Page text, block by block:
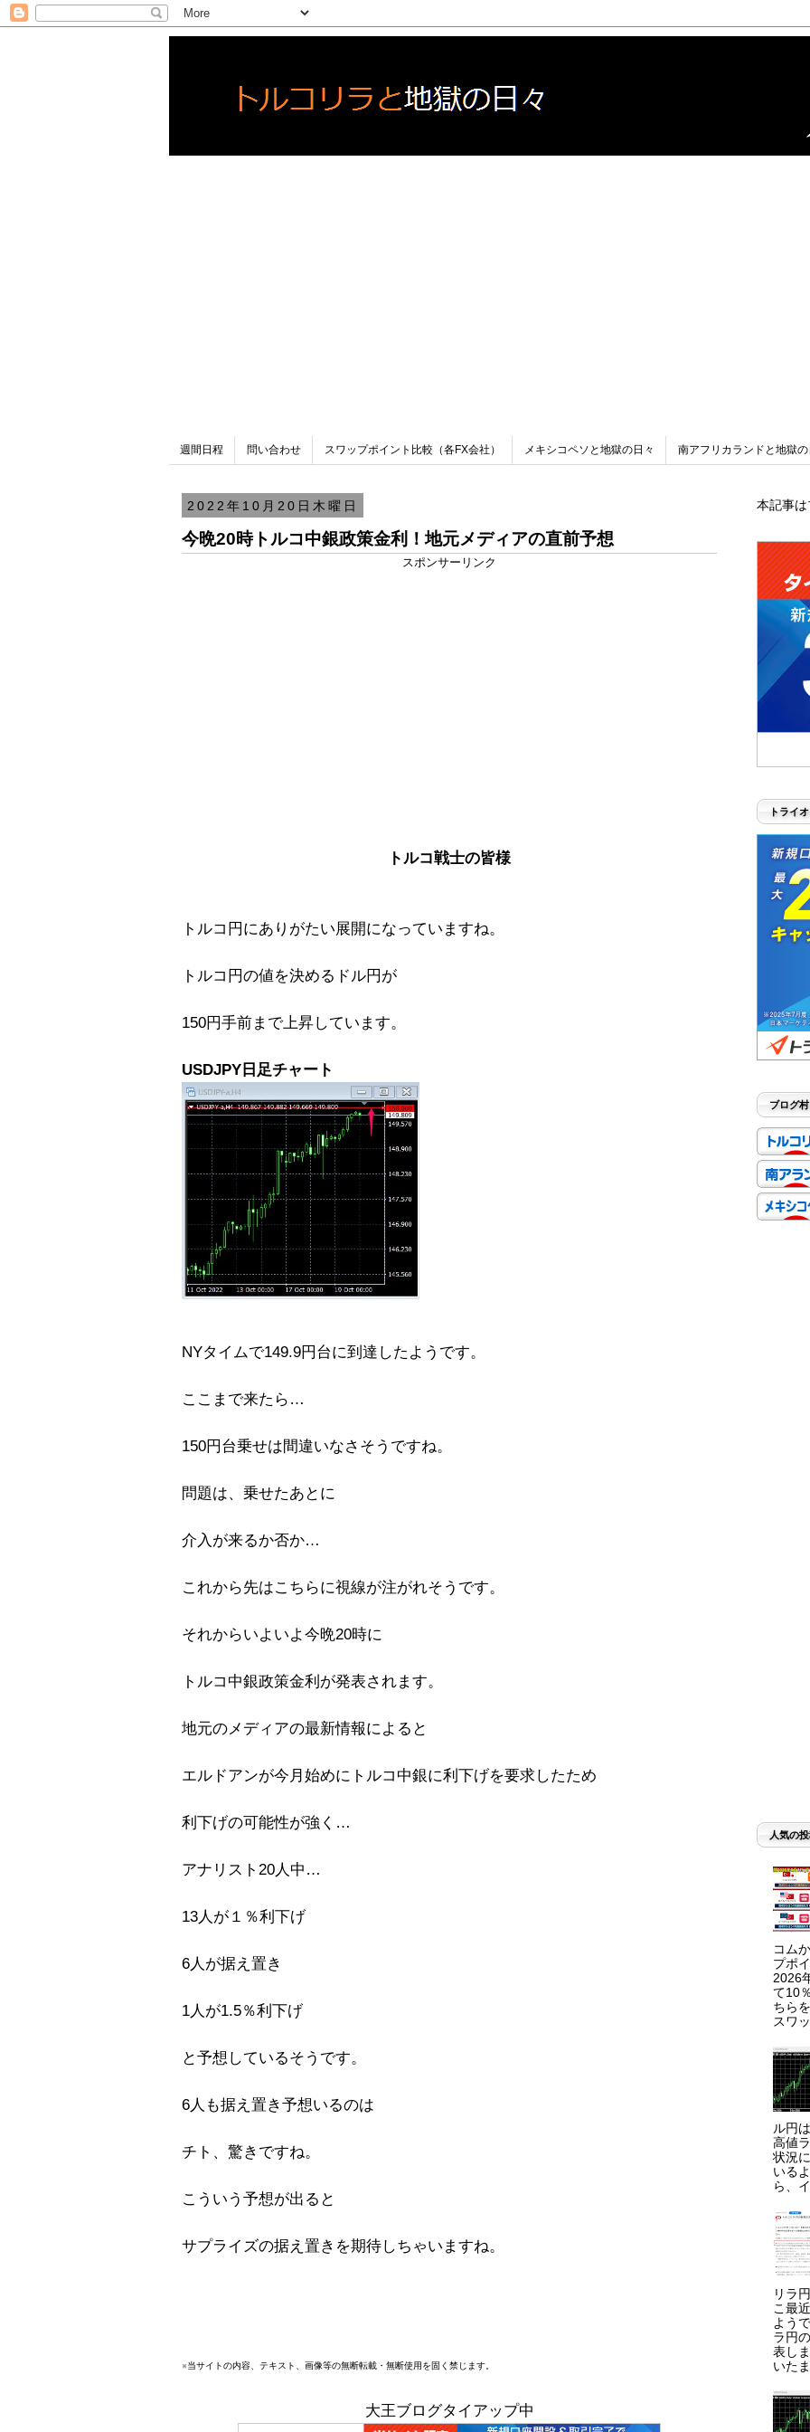
週間日程 問い合わせ スワップポイント比較（各FX会社） メキシコペソと地獄の日々 南アフリカランドと地獄
2022年10月20日木曜日
今晩20時トルコ中銀政策金利！地元メディアの直前予想
スポンサーリンク
トルコ戦士の皆様
トルコ円にありがたい展開になっていますね。
トルコ円の値を決めるドル円が
150円手前まで上昇しています。
USDJPY日足チャート
NYタイムで149.9円台に到達したようです。
ここまで来たら…
150円台乗せは間違いなさそうですね。
問題は、乗せたあとに
介入が来るか否か…
これから先はこちらに視線が注がれそうです。
それからいよいよ今晩20時に
トルコ中銀政策金利が発表されます。
地元のメディアの最新情報によると
エルドアンが今月始めにトルコ中銀に利下げを要求したため
利下げの可能性が強く…
アナリスト20人中…
13人が１％利下げ
6人が据え置き
1人が1.5％利下げ
と予想しているそうです。
6人も据え置き予想いるのは
チト、驚きですね。
こういう予想が出ると
サプライズの据え置きを期待しちゃいますね。
※当サイトの内容、テキスト、画像等の無断転載・無断使用を固く禁じます。
大王ブログタイアップ中
本記事
トライ
ブログ村
人気の
コム
プポ
2026
て10
ちら
スワ
ル円
高値
状況
いる
ら、
リラ
こ最
よう
ラ円
表し
いた